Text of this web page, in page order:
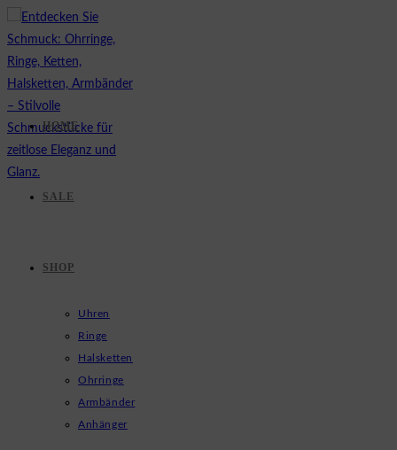
Zum
Inhalt
springen
HOME
SALE
SHOP
Uhren
Ringe
Halsketten
Ohrringe
Armbänder
Anhänger